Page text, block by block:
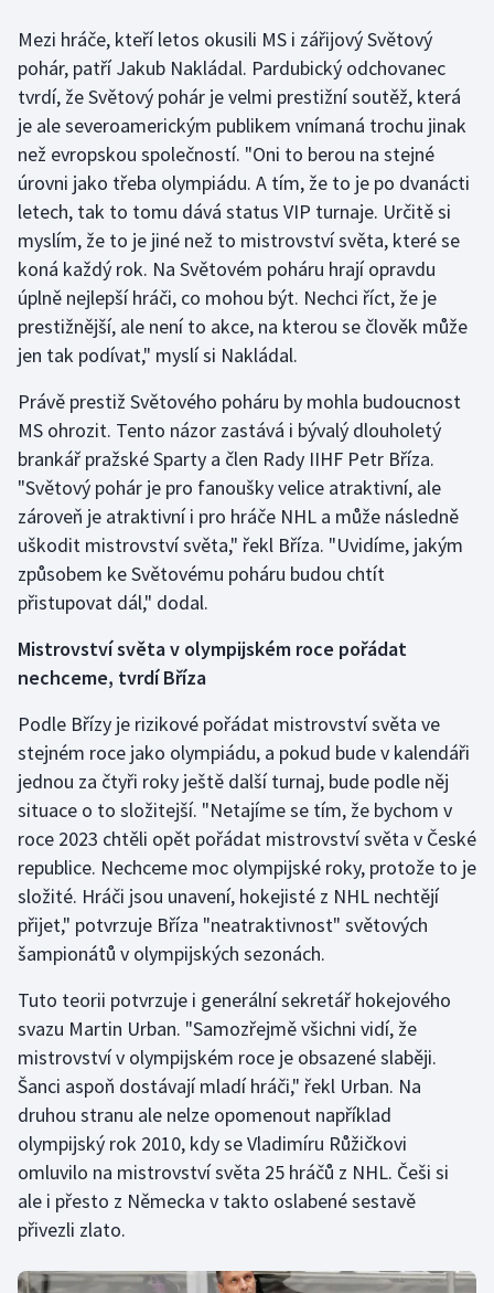
Volejbal
Ostatní
Mezi hráče, kteří letos okusili MS i zářijový Světový
pohár, patří Jakub Nakládal. Pardubický odchovanec
tvrdí, že Světový pohár je velmi prestižní soutěž, která
je ale severoamerickým publikem vnímaná trochu jinak
než evropskou společností. "Oni to berou na stejné
úrovni jako třeba olympiádu. A tím, že to je po dvanácti
letech, tak to tomu dává status VIP turnaje. Určitě si
myslím, že to je jiné než to mistrovství světa, které se
koná každý rok. Na Světovém poháru hrají opravdu
úplně nejlepší hráči, co mohou být. Nechci říct, že je
prestižnější, ale není to akce, na kterou se člověk může
jen tak podívat," myslí si Nakládal.
Právě prestiž Světového poháru by mohla budoucnost
MS ohrozit. Tento názor zastává i bývalý dlouholetý
brankář pražské Sparty a člen Rady IIHF Petr Bříza.
"Světový pohár je pro fanoušky velice atraktivní, ale
zároveň je atraktivní i pro hráče NHL a může následně
uškodit mistrovství světa," řekl Bříza. "Uvidíme, jakým
způsobem ke Světovému poháru budou chtít
přistupovat dál," dodal.
Mistrovství světa v olympijském roce pořádat
nechceme, tvrdí Bříza
Podle Břízy je rizikové pořádat mistrovství světa ve
stejném roce jako olympiádu, a pokud bude v kalendáři
jednou za čtyři roky ještě další turnaj, bude podle něj
situace o to složitejší. "Netajíme se tím, že bychom v
roce 2023 chtěli opět pořádat mistrovství světa v České
republice. Nechceme moc olympijské roky, protože to je
složité. Hráči jsou unavení, hokejisté z NHL nechtějí
přijet," potvrzuje Bříza "neatraktivnost" světových
šampionátů v olympijských sezonách.
Tuto teorii potvrzuje i generální sekretář hokejového
svazu Martin Urban. "Samozřejmě všichni vidí, že
mistrovství v olympijském roce je obsazené slaběji.
Šanci aspoň dostávají mladí hráči," řekl Urban. Na
druhou stranu ale nelze opomenout například
olympijský rok 2010, kdy se Vladimíru Růžičkovi
omluvilo na mistrovství světa 25 hráčů z NHL. Češi si
ale i přesto z Německa v takto oslabené sestavě
přivezli zlato.